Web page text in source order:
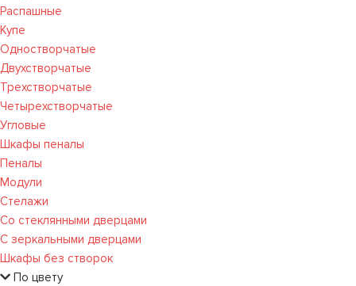
Распашные
Купе
Одностворчатые
Двухстворчатые
Трехстворчатые
Четырехстворчатые
Угловые
Шкафы пеналы
Пеналы
Модули
Стелажи
Со стеклянными дверцами
С зеркальными дверцами
Шкафы без створок
По цвету